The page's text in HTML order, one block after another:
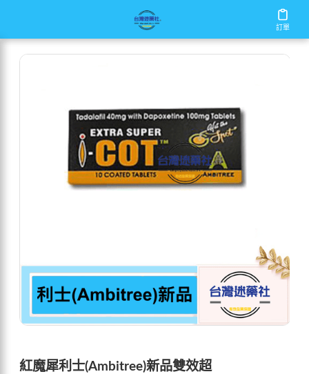
訂單
訂單
紅魔犀利士(Ambitree)新品雙效超
紅魔犀利士(Ambitree)新品雙效超